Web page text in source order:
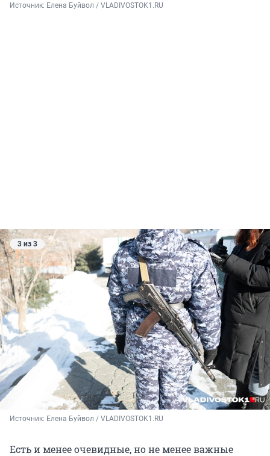
Источник: Елена Буйвол / VLADIVOSTOK1.RU
3 из 3
Источник: Елена Буйвол / VLADIVOSTOK1.RU
Есть и менее очевидные, но не менее важные